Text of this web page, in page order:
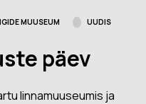
MUUSEUM UUDIS
päev
linnamuuseumis ja